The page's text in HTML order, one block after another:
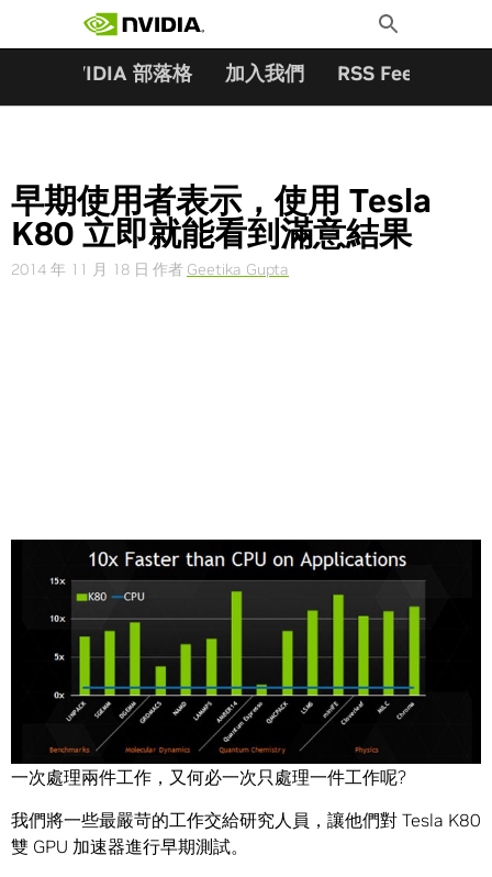
Toggle
Search
NVIDIA 部落格 加入我們 RSS Feeds
早期使用者表示，使用 Tesla
K80 立即就能看到滿意結果
2014 年 11 月 18 日 作者 Geetika Gupta
今日事今日畢，何必等到明天？當我們的全新Tesla K80
一次處理兩件工作，又何必一次只處理一件工作呢?
我們將一些最嚴苛的工作交給研究人員，讓他們對 Tesla K80
雙 GPU 加速器進行早期測試。